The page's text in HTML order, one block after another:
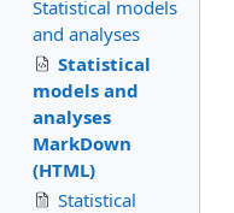
Statistical models
and analyses
Statistical
models and
analyses
MarkDown
(HTML)
Statistical